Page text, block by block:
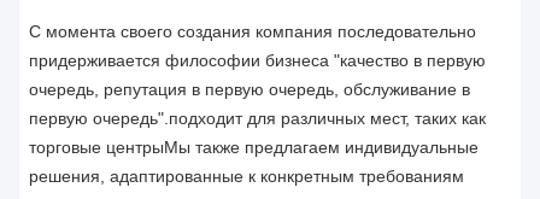
С момента своего создания компания последовательно
придерживается философии бизнеса "качество в первую
очередь, репутация в первую очередь, обслуживание в
первую очередь".подходит для различных мест, таких как
торговые центрыМы также предлагаем индивидуальные
решения, адаптированные к конкретным требованиям